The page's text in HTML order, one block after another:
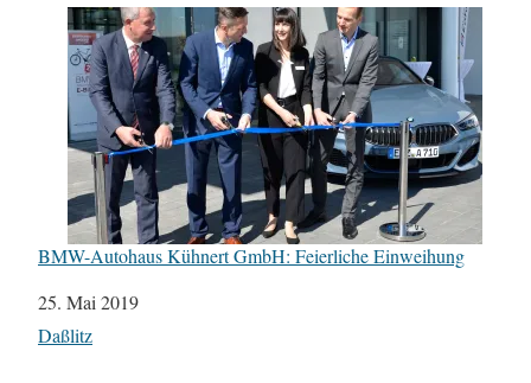
BMW-Autohaus Kühnert GmbH: Feierliche Einweihung
Datum
25. Mai 2019
In Bezug auf
Daßlitz